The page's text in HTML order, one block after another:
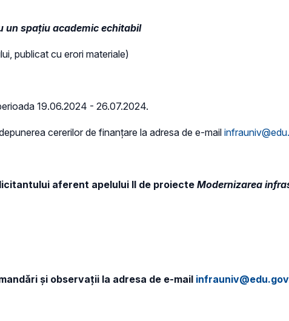
un spațiu academic echitabil
publicat cu erori materiale)
19.06.2024 - 26.07.2024.
cererilor de finanțare la adresa de e-mail
aferent apelului II de proiecte Modernizarea
și observații la adresa de e-mail